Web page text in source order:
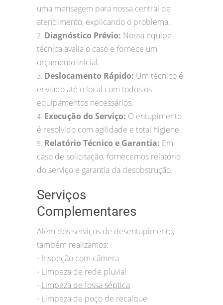
uma mensagem para nossa central de
atendimento, explicando o problema.
2. Diagnóstico Prévio: Nossa equipe
técnica avalia o caso e fornece um
orçamento inicial.
3. Deslocamento Rápido: Um técnico é
enviado até o local com todos os
equipamentos necessários.
4. Execução do Serviço: O entupimento
é resolvido com agilidade e total higiene.
5. Relatório Técnico e Garantia: Em
caso de solicitação, fornecemos relatório
do serviço e garantia da desobstrução.
Serviços
Complementares
Além dos serviços de desentupimento,
também realizamos:
• Inspeção com câmera
• Limpeza de rede pluvial
• Limpeza de fossa séptica
• Limpeza de poço de recalque